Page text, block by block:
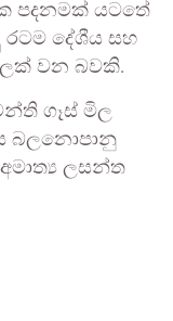
පදනමක් යටතේ
රටම දේශීය සහ
ලක් වන බවකි.
ගෑස් මිල
බලනොපානු
ලසන්ත